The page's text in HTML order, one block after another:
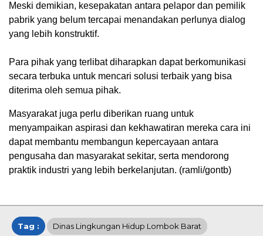
Meski demikian, kesepakatan antara pelapor dan pemilik
pabrik yang belum tercapai menandakan perlunya dialog
yang lebih konstruktif.
Para pihak yang terlibat diharapkan dapat berkomunikasi
secara terbuka untuk mencari solusi terbaik yang bisa
diterima oleh semua pihak.
Masyarakat juga perlu diberikan ruang untuk
menyampaikan aspirasi dan kekhawatiran mereka cara ini
dapat membantu membangun kepercayaan antara
pengusaha dan masyarakat sekitar, serta mendorong
praktik industri yang lebih berkelanjutan. (ramli/gontb)
Tag : Dinas Lingkungan Hidup Lombok Barat